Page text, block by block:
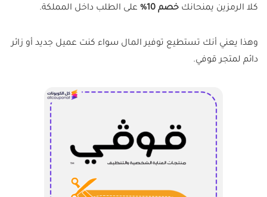
كلا الرمزين يمنحانك خصم 10% على الطلب داخل المملكة.
وهذا يعني أنك تستطيع توفير المال سواء كنت عميل جديد أو زائر
دائم لمتجر قوفي.